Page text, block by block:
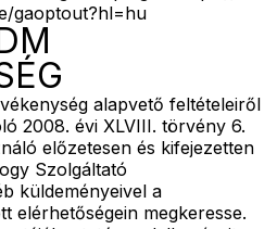
gaoptout?hl=hu
alapvető feltételeiről
2008. évi XLVIII. törvény 6.
előzetesen és kifejezetten
Szolgáltató
küldeményeivel a
elérhetőségein megkeresse.